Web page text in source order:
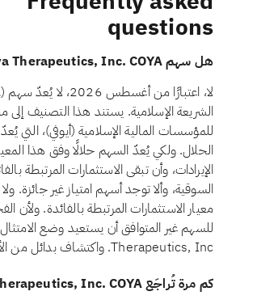
questions
هل سهم Coya Therapeutics, Inc. COYA حلال للاستثمار؟
الشريعة الإسلامية. يستند هذا التصنيف
معيار الاستثمارات المرتبطة بالفائدة.
Therapeutics, Inc. واكتشاف بدائل من الأسهم الحلال المتوافقة مع الشريعة في تطبيق تبادلات.
كم مرة تُراجَع Coya Therapeutics, Inc. COYA للتحقق من الامتثال الشرعي؟